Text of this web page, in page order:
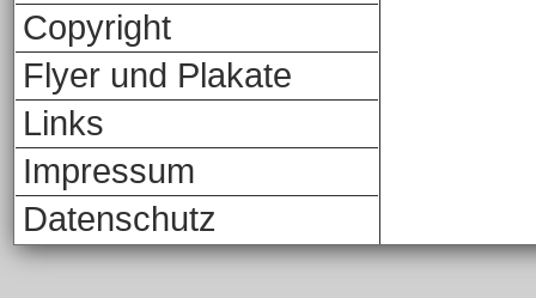
Copyright
Flyer und Plakate
Links
Impressum
Datenschutz